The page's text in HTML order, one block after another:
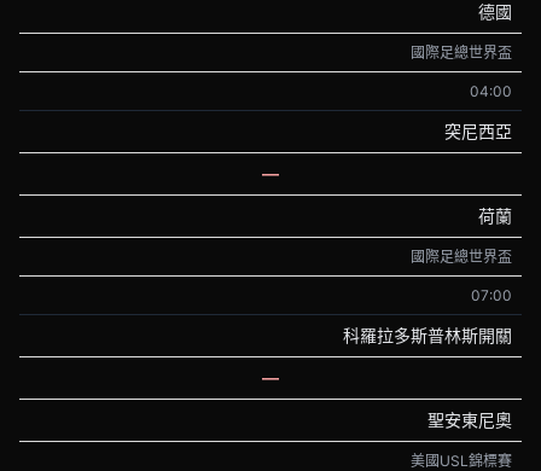
德國
國際足總世界盃
04:00
突尼西亞
—
荷蘭
國際足總世界盃
07:00
科羅拉多斯普林斯開關
—
聖安東尼奧
美國USL錦標賽